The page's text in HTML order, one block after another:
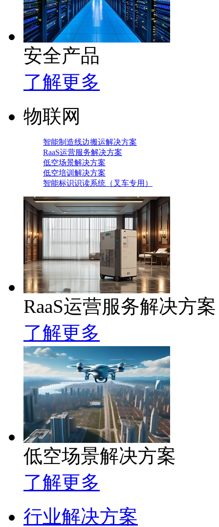
安全产品
了解更多
物联网
智能制造线边搬运解决方案
RaaS运营服务解决方案
低空场景解决方案
低空培训解决方案
智能标识识读系统（叉车专用）
RaaS运营服务解决方案
了解更多
低空场景解决方案
了解更多
行业解决方案